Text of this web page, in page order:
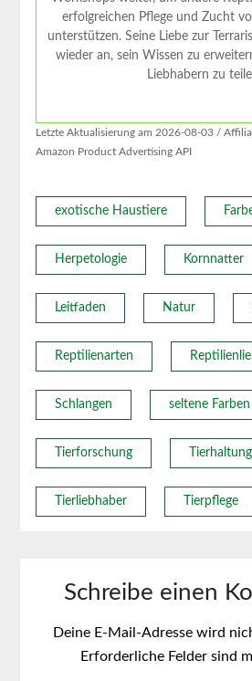
erfolgreichen Pflege und Zucht
unterstützen. Seine Liebe zur
wieder an, sein Wissen zu
Liebhabern zu
Letzte Aktualisierung am 2026-08-03 /
Amazon Product Advertising API
exotische Haustiere
Herpetologie Kornnatter
Leitfaden Natur
Reptilienarten
Schlangen seltene Farben
Tierforschung Tierhaltung
Tierliebhaber Tierpflege
Schreibe einen
Deine E-Mail-Adresse wird
Erforderliche Felder sind